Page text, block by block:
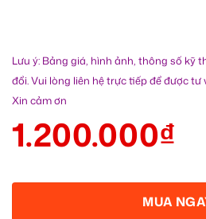
Lưu ý: Bảng giá, hình ảnh, thông số kỹ
đổi. Vui lòng liên hệ trực tiếp để được
Xin cảm ơn
1.200.000₫
MUA